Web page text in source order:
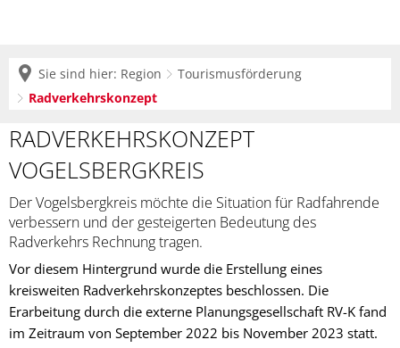
Sie sind hier: Region
Tourismusförderung
Radverkehrskonzept
Radverkehrskonzept
RADVERKEHRSKONZEPT
VOGELSBERGKREIS
Der Vogelsbergkreis möchte die Situation für Radfahrende
verbessern und der gesteigerten Bedeutung des
Radverkehrs Rechnung tragen.
Vor diesem Hintergrund wurde die Erstellung eines
kreisweiten Radverkehrskonzeptes beschlossen. Die
Erarbeitung durch die externe Planungsgesellschaft RV-K fand
im Zeitraum von September 2022 bis November 2023 statt.